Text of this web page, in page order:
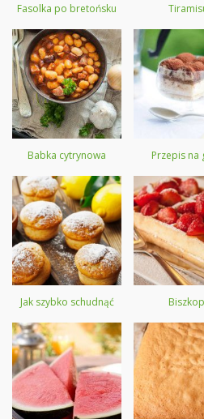
Fasolka po bretońsku
Babka cytrynowa Przepis na
Jak szybko schudnąć